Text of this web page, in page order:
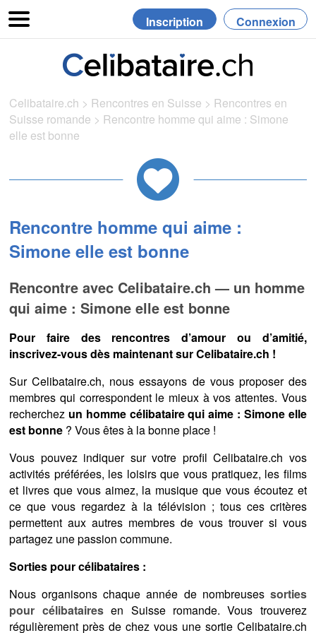
Inscription Connexion
Celibataire.ch > Rencontres en Suisse > Rencontres en
Suisse romande > Rencontre homme qui aime : Simone
elle est bonne
Rencontre homme qui aime :
Simone elle est bonne
Rencontre avec Celibataire.ch — un homme
qui aime : Simone elle est bonne
Pour faire des rencontres d’amour ou d’amitié,
inscrivez-vous dès maintenant sur Celibataire.ch !
Sur Celibataire.ch, nous essayons de vous proposer des
membres qui correspondent le mieux à vos attentes. Vous
recherchez un homme célibataire qui aime : Simone elle
est bonne ? Vous êtes à la bonne place !
Vous pouvez indiquer sur votre profil Celibataire.ch vos
activités préférées, les loisirs que vous pratiquez, les films
et livres que vous aimez, la musique que vous écoutez et
ce que vous regardez à la télévision ; tous ces critères
permettent aux autres membres de vous trouver si vous
partagez une passion commune.
Sorties pour célibataires :
Nous organisons chaque année de nombreuses sorties
pour célibatairesen Suisse romande. Vous trouverez
régulièrement près de chez vous une sortie Celibataire.ch